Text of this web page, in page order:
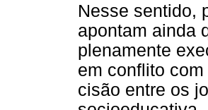
Nesse sentido,
apontam ainda
plenamente
em conflito
cisão entre os